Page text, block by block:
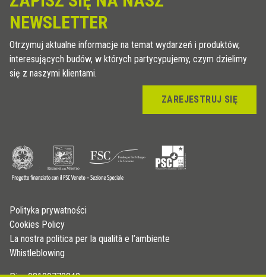
NEWSLETTER
Otrzymuj aktualne informacje na temat wydarzeń i produktów,
interesujących budów, w których partycypujemy, czym dzielimy
się z naszymi klientami.
ZAREJESTRUJ SIĘ
Polityka prywatności
Cookies Policy
La nostra politica per la qualità e l’ambiente
Whistleblowing